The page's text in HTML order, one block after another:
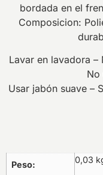
bordada en el
Composicion:
Lavar en lavadora
No
Usar jabón suave –
Peso 0,03